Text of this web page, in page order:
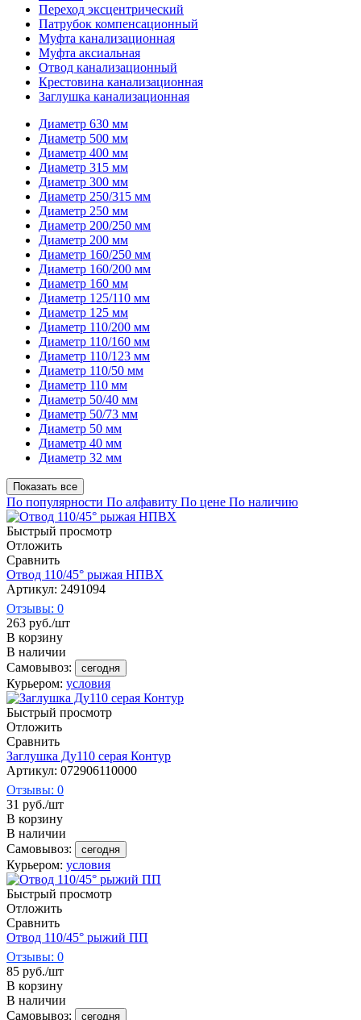
Переход эксцентрический
Патрубок компенсационный
Муфта канализационная
Муфта аксиальная
Отвод канализационный
Крестовина канализационная
Заглушка канализационная
Диаметр 630 мм
Диаметр 500 мм
Диаметр 400 мм
Диаметр 315 мм
Диаметр 300 мм
Диаметр 250/315 мм
Диаметр 250 мм
Диаметр 200/250 мм
Диаметр 200 мм
Диаметр 160/250 мм
Диаметр 160/200 мм
Диаметр 160 мм
Диаметр 125/110 мм
Диаметр 125 мм
Диаметр 110/200 мм
Диаметр 110/160 мм
Диаметр 110/123 мм
Диаметр 110/50 мм
Диаметр 110 мм
Диаметр 50/40 мм
Диаметр 50/73 мм
Диаметр 50 мм
Диаметр 40 мм
Диаметр 32 мм
Показать все
По популярности По алфавиту По цене По наличию
Быстрый просмотр
Отложить
Сравнить
Отвод 110/45° рыжая НПВХ
Артикул: 2491094
Отзывы: 0
263 руб./шт
В корзину
В наличии
Самовывоз:
сегодня
Курьером: условия
Быстрый просмотр
Отложить
Сравнить
Заглушка Ду110 серая Контур
Артикул: 072906110000
Отзывы: 0
31 руб./шт
В корзину
В наличии
Самовывоз:
сегодня
Курьером: условия
Быстрый просмотр
Отложить
Сравнить
Отвод 110/45° рыжий ПП
Отзывы: 0
85 руб./шт
В корзину
В наличии
Самовывоз:
сегодня